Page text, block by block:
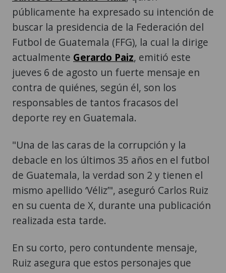
públicamente ha expresado su intención de
buscar la presidencia de la Federación del
Futbol de Guatemala (FFG), la cual la dirige
actualmente Gerardo Paiz, emitió este
jueves 6 de agosto un fuerte mensaje en
contra de quiénes, según él, son los
responsables de tantos fracasos del
deporte rey en Guatemala.
"Una de las caras de la corrupción y la
debacle en los últimos 35 años en el futbol
de Guatemala, la verdad son 2 y tienen el
mismo apellido ‘Véliz’", aseguró Carlos Ruiz
en su cuenta de X, durante una publicación
realizada esta tarde.
En su corto, pero contundente mensaje,
Ruiz asegura que estos personajes que